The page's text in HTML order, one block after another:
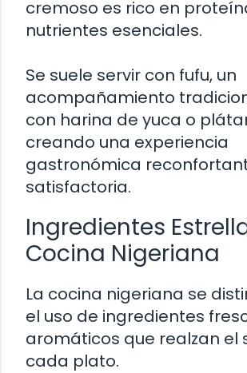
cremoso es rico en
nutrientes esenciales.
Se suele servir con fufu, un
acompañamiento
con harina de yuca o
creando una experiencia
gastronómica
satisfactoria.
Ingredientes
Cocina Nigeriana
La cocina nigeriana se
el uso de ingredientes
aromáticos que realzan el
cada plato.